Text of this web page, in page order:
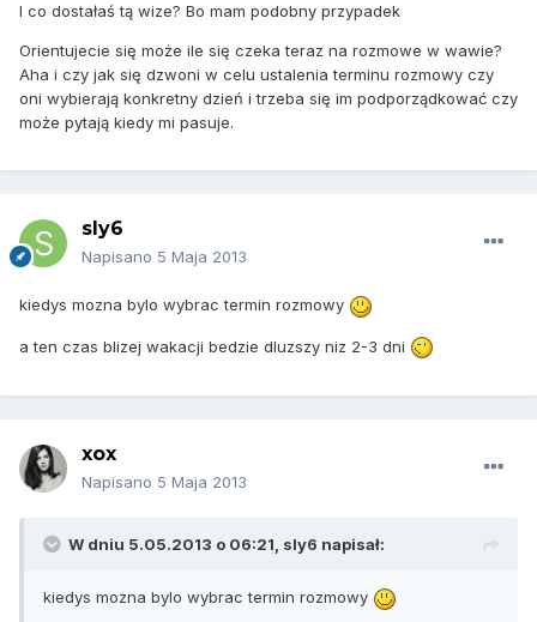
I co dostałaś tą wize? Bo mam podobny przypadek
Orientujecie się może ile się czeka teraz na rozmowe w wawie?
Aha i czy jak się dzwoni w celu ustalenia terminu rozmowy czy
oni wybierają konkretny dzień i trzeba się im podporządkować czy
może pytają kiedy mi pasuje.
sly6
Napisano 5 Maja 2013
kiedys mozna bylo wybrac termin rozmowy
a ten czas blizej wakacji bedzie dluzszy niz 2-3 dni
xox
Napisano 5 Maja 2013
W dniu 5.05.2013 o 06:21, sly6 napisał:
kiedys mozna bylo wybrac termin rozmowy